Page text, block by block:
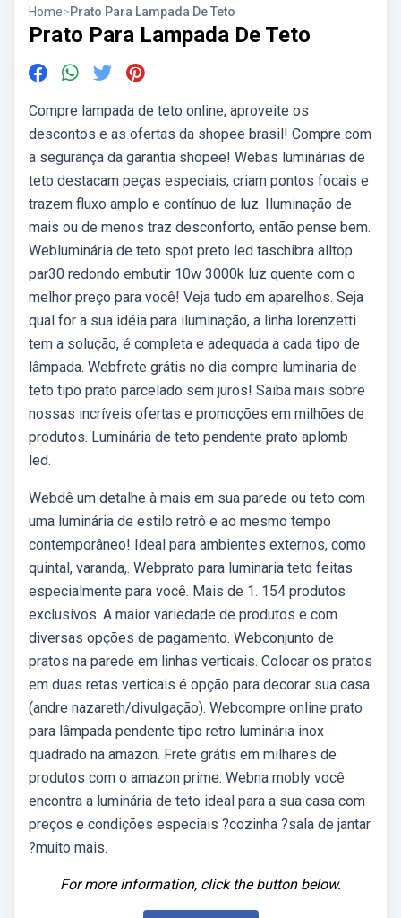
Home>Prato Para Lampada De Teto
Prato Para Lampada De Teto
Compre lampada de teto online, aproveite os
descontos e as ofertas da shopee brasil! Compre com
a segurança da garantia shopee! Webas luminárias de
teto destacam peças especiais, criam pontos focais e
trazem fluxo amplo e contínuo de luz. Iluminação de
mais ou de menos traz desconforto, então pense bem.
Webluminária de teto spot preto led taschibra alltop
par30 redondo embutir 10w 3000k luz quente com o
melhor preço para você! Veja tudo em aparelhos. Seja
qual for a sua idéia para iluminação, a linha lorenzetti
tem a solução, é completa e adequada a cada tipo de
lâmpada. Webfrete grátis no dia compre luminaria de
teto tipo prato parcelado sem juros! Saiba mais sobre
nossas incríveis ofertas e promoções em milhões de
produtos. Luminária de teto pendente prato aplomb
led.
Webdê um detalhe à mais em sua parede ou teto com
uma luminária de estilo retrô e ao mesmo tempo
contemporâneo! Ideal para ambientes externos, como
quintal, varanda,. Webprato para luminaria teto feitas
especialmente para você. Mais de 1. 154 produtos
exclusivos. A maior variedade de produtos e com
diversas opções de pagamento. Webconjunto de
pratos na parede em linhas verticais. Colocar os pratos
em duas retas verticais é opção para decorar sua casa
(andre nazareth/divulgação). Webcompre online prato
para lâmpada pendente tipo retro luminária inox
quadrado na amazon. Frete grátis em milhares de
produtos com o amazon prime. Webna mobly você
encontra a luminária de teto ideal para a sua casa com
preços e condições especiais ?cozinha ?sala de jantar
?muito mais.
For more information, click the button below.